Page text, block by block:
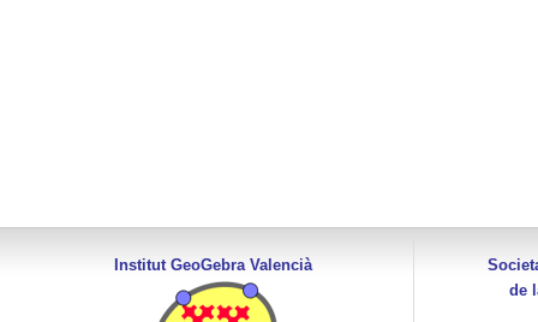
Institut GeoGebra Valencià
de